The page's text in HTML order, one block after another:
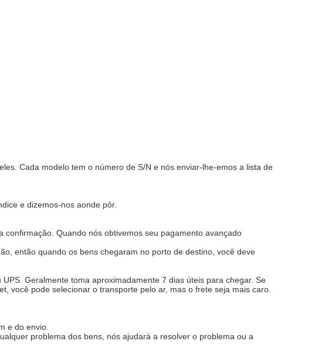
Cada modelo tem o número de S/N e nós enviar-lhe-emos a lista de
e dizemos-nos aonde pôr.
Quando nós obtivemos seu pagamento avançado
então quando os bens chegaram no porto de destino, você deve
Geralmente toma aproximadamente 7 dias úteis para chegar. Se
você pode selecionar o transporte pelo ar, mas o frete seja mais caro.
e do envio.
problema dos bens, nós ajudará a resolver o problema ou a